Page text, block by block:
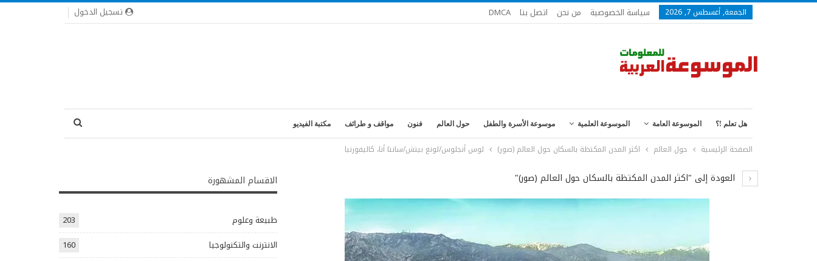
تسجيل الدخول الجمعة, أغسطس 7, 2026 سياسة الخصوصية من نحن اتصل بنا DMCA
هل تعلم !؟ الموسوعة العامة الموسوعة العلمية موسوعة الأسرة والطفل حول العالم فنون مواقف و طرائف مكتبة الفيديو
الصفحة الرئيسية حول العالم اكثر المدن المكتظة بالسكان حول العالم (صور) لوس أنجلوس/لونغ بيتش/سانتا أنا، كاليفورنيا
العودة إلى "اكثر المدن المكتظة بالسكان حول العالم (صور)" الاقسام المشهورة
طبيعة وعلوم
203
الانترنت والتكنولوجيا
160